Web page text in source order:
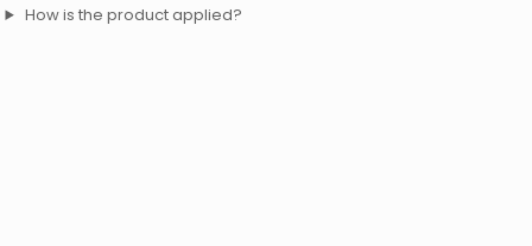
How is the product applied?